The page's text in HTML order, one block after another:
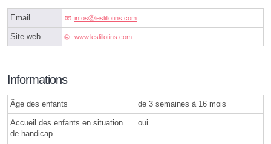
Email infosⓐleslillotins.com
Site web www.leslillotins.com
Informations
Âge des enfants de 3 semaines à 16 mois
Accueil des enfants en situation
de handicap
oui